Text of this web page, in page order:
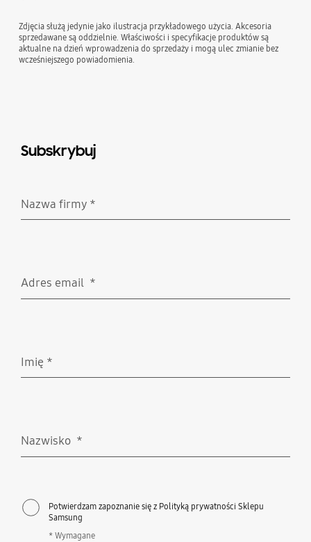
Zdjęcia służą jedynie jako ilustracja przykładowego użycia. Akcesoria
sprzedawane są oddzielnie. Właściwości i specyfikacje produktów są
aktualne na dzień wprowadzenia do sprzedaży i mogą ulec zmianie bez
wcześniejszego powiadomienia.
Subskrybuj
Nazwa firmy *
Adres email *
Imię *
Nazwisko *
Potwierdzam zapoznanie się z Polityką prywatności Sklepu
Samsung
* Wymagane